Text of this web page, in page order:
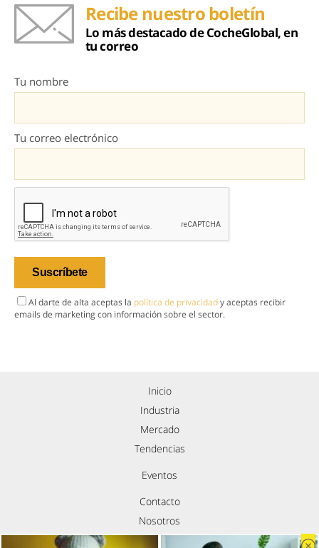
Recibe nuestro boletín
Lo más destacado de CocheGlobal, en
tu correo
Tu nombre
Tu correo electrónico
Al darte de alta aceptas la política de privacidady aceptas recibir
emails de marketing con información sobre el sector.
Inicio
Industria
Mercado
Tendencias
Eventos
Contacto
Nosotros
Política de privacidad